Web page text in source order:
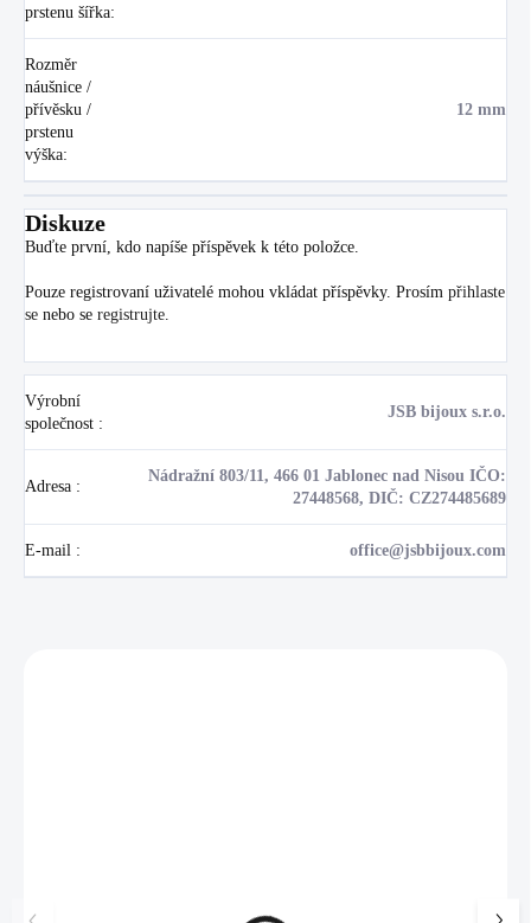
prstenu šířka:
Rozměr
náušnice /
přívěsku /
prstenu
výška:
12 mm
Diskuze
Buďte první, kdo napíše příspěvek k této položce.
Pouze registrovaní uživatelé mohou vkládat příspěvky. Prosím přihlaste
se nebo se registrujte
Výrobní
společnost :
JSB bijoux s.r.o.
Adresa :
Nádražní 803/11, 466 01 Jablonec nad Nisou IČO:
27448568, DIČ: CZ274485689
E-mail : office@jsbbijoux.com